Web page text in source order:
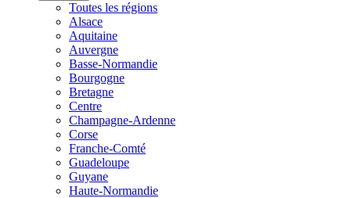
Toutes les régions
Alsace
Aquitaine
Auvergne
Basse-Normandie
Bourgogne
Bretagne
Centre
Champagne-Ardenne
Corse
Franche-Comté
Guadeloupe
Guyane
Haute-Normandie